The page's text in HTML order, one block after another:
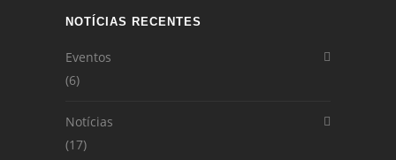
NOTÍCIAS RECENTES
Eventos
(6)
Notícias
(17)